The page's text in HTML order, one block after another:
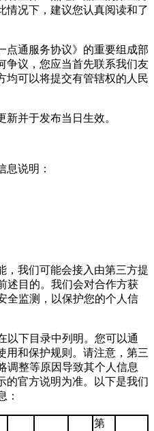
情况下，建议您认真阅读和了
点通服务协议》的重要组成部
争议，您应当首先联系我们友
均可以将提交有管辖权的人民
新并于发布当日生效。
息说明：
，我们可能会接入由第三方提
述目的。我们会对合作方获
全监测，以保护您的个人信
以下目录中列明。您可以通
用和保护规则。请注意，第三
调整等原因导致其个人信息
的官方说明为准。以下是我们
：
第